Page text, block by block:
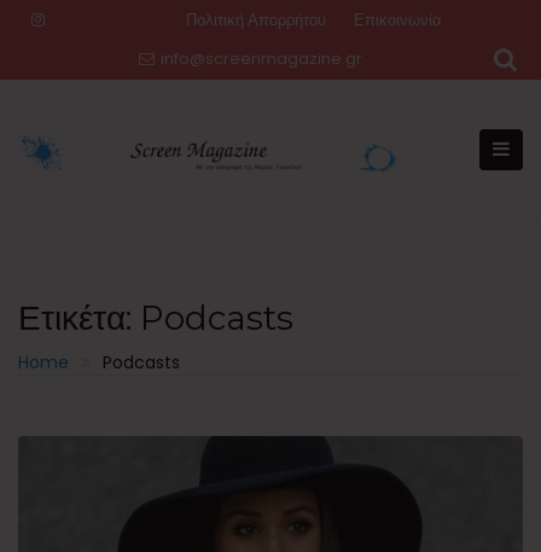
Πολιτική Απορρήτου
Επικοινωνία
info@screenmagazine.gr
Ετικέτα: Podcasts
Home Podcasts